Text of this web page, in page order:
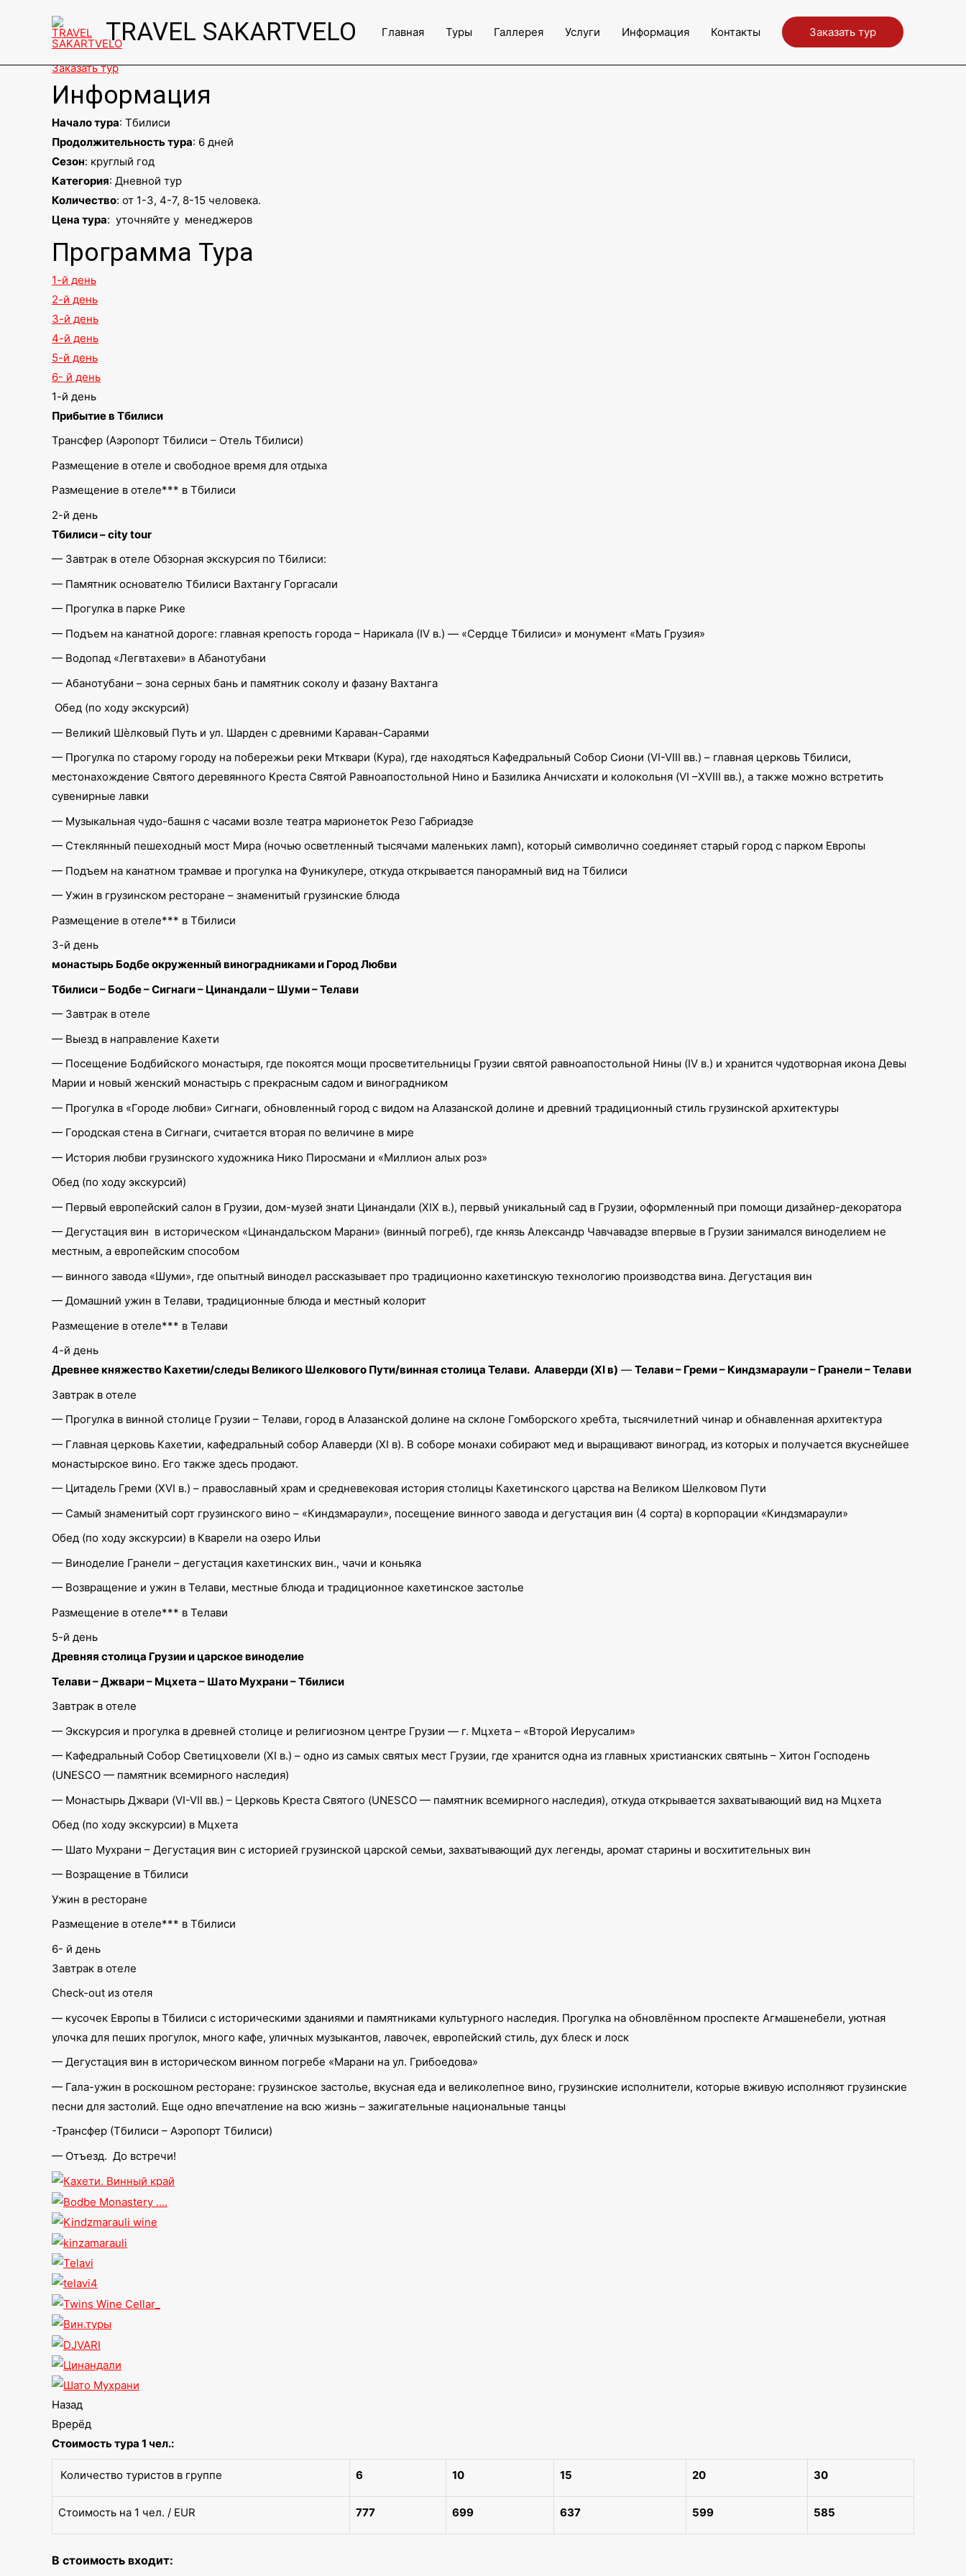
TRAVEL SAKARTVELO Главная Туры Галлерея Услуги Информация Контакты Заказать тур
Винно-Гастрономический Тур В Грузии
Программа тура на 6 дней
Заказать тур
Информация
Начало тура: Тбилиси
Продолжительность тура: 6 дней
Сезон: круглый год
Категория: Дневной тур
Количество: от 1-3, 4-7, 8-15 человека.
Цена тура: уточняйте у менеджеров
Программа Тура
1-й день
2-й день
3-й день
4-й день
5-й день
6- й день
1-й день
Прибытие в Тбилиси
Трансфер (Аэропорт Тбилиси – Отель Тбилиси)
Размещение в отеле и свободное время для отдыха
Размещение в отеле*** в Тбилиси
2-й день
Тбилиси – city tour
— Завтрак в отеле Обзорная экскурсия по Тбилиси:
— Памятник основателю Тбилиси Вахтангу Горгасали
— Прогулка в парке Рике
— Подъем на канатной дороге: главная крепость города – Нарикала (IV в.) — «Сердце Тбилиси» и монумент «Мать Грузия»
— Водопад «Легвтахеви» в Абанотубани
— Абанотубани – зона серных бань и памятник соколу и фазану Вахтанга
Обед (по ходу экскурсий)
— Великий Шѐлковый Путь и ул. Шарден с древними Караван-Сараями
— Прогулка по старому городу на побережьи реки Мтквари (Кура), где находяться Кафедральный Собор Сиони (VI-VIII вв.) – главная церковь Тбилиси,
местонахождение Святого деревянного Креста Святой Равноапостольной Нино и Базилика Анчисхати и колокольня (VI –XVIII вв.), а также можно встретить
сувенирные лавки
— Музыкальная чудо-башня с часами возле театра марионеток Резо Габриадзе
— Стеклянный пешеходный мост Мира (ночью осветленный тысячами маленьких ламп), который символично соединяет старый город с парком Европы
— Подъем на канатном трамвае и прогулка на Фуникулере, откуда открывается панорамный вид на Тбилиси
— Ужин в грузинском ресторане – знаменитый грузинские блюда
Размещение в отеле*** в Тбилиси
3-й день
монастырь Бодбе окруженный виноградниками и Город Любви
Тбилиси – Бодбе – Сигнаги – Цинандали – Шуми – Телави
— Завтрак в отеле
— Выезд в направление Кахети
— Посещение Бодбийского монастыря, где покоятся мощи просветительницы Грузии святой равноапостольной Нины (IV в.) и хранится чудотворная икона Девы
Марии и новый женский монастырь с прекрасным садом и виноградником
— Прогулка в «Городе любви» Сигнаги, обновленный город с видом на Алазанской долине и древний традиционный стиль грузинской архитектуры
— Городская стена в Сигнаги, считается вторая по величине в мире
— История любви грузинского художника Нико Пиросмани и «Миллион алых роз»
Обед (по ходу экскурсий)
— Первый европейский салон в Грузии, дом-музей знати Цинандали (XIX в.), первый уникальный сад в Грузии, оформленный при помощи дизайнер-декоратора
— Дегустация вин в историческом «Цинандальском Марани» (винный погреб), где князь Александр Чавчавадзе впервые в Грузии занимался виноделием не
местным, а европейским способом
— винного завода «Шуми», где опытный винодел рассказывает про традиционно кахетинскую технологию производства вина. Дегустация вин
— Домашний ужин в Телави, традиционные блюда и местный колорит
Размещение в отеле*** в Телави
4-й день
Древнее княжество Кахетии/следы Великого Шелкового Пути/винная столица Телави. Алаверди (XI в) — Телави – Греми – Киндзмараули – Гранели – Телави
Завтрак в отеле
— Прогулка в винной столице Грузии – Телави, город в Алазанской долине на склоне Гомборского хребта, тысячилетний чинар и обнавленная архитектура
— Главная церковь Кахетии, кафедральный собор Алаверди (XI в). В соборе монахи собирают мед и выращивают виноград, из которых и получается вкуснейшее
монастырское вино. Его также здесь продают.
— Цитадель Греми (XVI в.) – православный храм и средневековая история столицы Кахетинского царства на Великом Шелковом Пути
— Самый знаменитый сорт грузинского вино – «Киндзмараули», посещение винного завода и дегустация вин (4 сорта) в корпорации «Киндзмараули»
Обед (по ходу экскурсии) в Кварели на озеро Ильи
— Виноделие Гранели – дегустация кахетинских вин., чачи и коньяка
— Возвращение и ужин в Телави, местные блюда и традиционное кахетинское застолье
Размещение в отеле*** в Телави
5-й день
Древняя столица Грузии и царское виноделие
Телави – Джвари – Мцхета – Шато Мухрани – Тбилиси
Завтрак в отеле
— Экскурсия и прогулка в древней столице и религиозном центре Грузии — г. Мцхета – «Второй Иерусалим»
— Кафедральный Собор Светицховели (XI в.) – одно из самых святых мест Грузии, где хранится одна из главных христианских святынь – Хитон Господень
(UNESCO — памятник всемирного наследия)
— Монастырь Джвари (VI-VII вв.) – Церковь Креста Святого (UNESCO — памятник всемирного наследия), откуда открывается захватывающий вид на Мцхета
Обед (по ходу экскурсии) в Мцхета
— Шато Мухрани – Дегустация вин с историей грузинской царской семьи, захватывающий дух легенды, аромат старины и восхитительных вин
— Возращение в Тбилиси
Ужин в ресторане
Размещение в отеле*** в Тбилиси
6- й день
Завтрак в отеле
Check-out из отеля
— кусочек Европы в Тбилиси с историческими зданиями и памятниками культурного наследия. Прогулка на обновлённом проспекте Агмашенебели, уютная
улочка для пеших прогулок, много кафе, уличных музыкантов, лавочек, европейский стиль, дух блеск и лоск
— Дегустация вин в историческом винном погребе «Марани на ул. Грибоедова»
— Гала-ужин в роскошном ресторане: грузинское застолье, вкусная еда и великолепное вино, грузинские исполнители, которые вживую исполняют грузинские
песни для застолий. Еще одно впечатление на всю жизнь – зажигательные национальные танцы
-Трансфер (Тбилиси – Аэропорт Тбилиси)
— Отъезд. До встречи!
Назад
Врерёд
Стоимость тура 1 чел.:
Количество туристов в группе 6 10 15 20 30
Стоимость на 1 чел. / EUR 777 699 637 599 585
В стоимость входит: